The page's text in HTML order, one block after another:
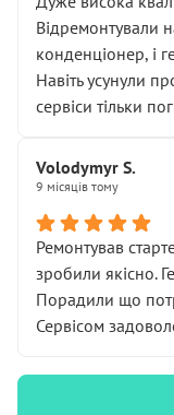
Відремонтували
конденціонер, і
Навіть усунули
сервіси тільки
Volodymyr S.
9 місяців тому
Ремонтував
зробили якісно.
Порадили що
Сервісом